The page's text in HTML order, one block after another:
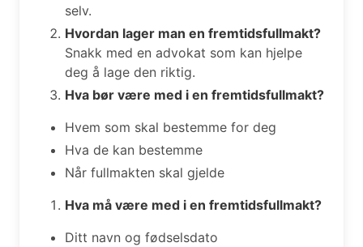
selv.
Hvordan lager man en fremtidsfullmakt?
Snakk med en advokat som kan hjelpe
deg å lage den riktig.
Hva bør være med i en fremtidsfullmakt?
Hvem som skal bestemme for deg
Hva de kan bestemme
Når fullmakten skal gjelde
Hva må være med i en fremtidsfullmakt?
Ditt navn og fødselsdato